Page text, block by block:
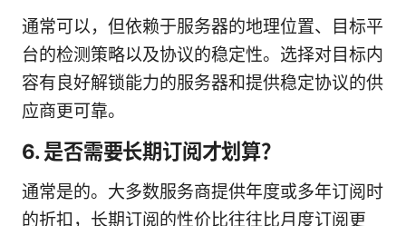
通常可以，但依赖于服务器的地理位置、目标平
台的检测策略以及协议的稳定性。选择对目标内
容有良好解锁能力的服务器和提供稳定协议的供
应商更可靠。
6. 是否需要长期订阅才划算？
通常是的。大多数服务商提供年度或多年订阅时
的折扣，长期订阅的性价比往往比月度订阅更